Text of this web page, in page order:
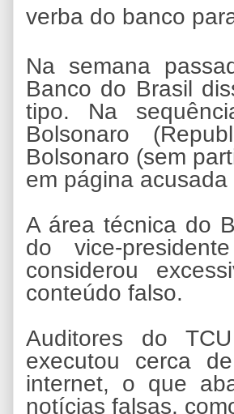
verba do banco
Na semana
Banco do Brasil
tipo. Na
Bolsonaro
Bolsonaro (sem
em página
A área técnica do
do vice-
considerou
conteúdo falso.
Auditores do
executou cerca
internet, o que
notícias falsas,